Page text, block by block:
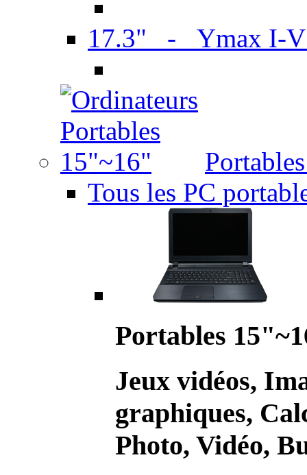
17.3" - Ymax I-
Tous les PC
Portables
Jeux vidéos,
graphiques,
Photo, Vidéo,